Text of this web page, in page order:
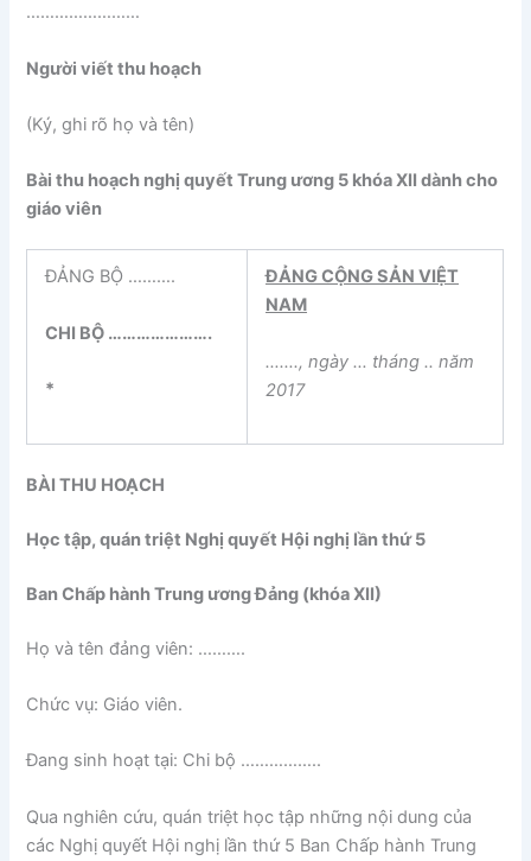
……………………
Người viết thu hoạch
(Ký, ghi rõ họ và tên)
Bài thu hoạch nghị quyết Trung ương 5 khóa XII dành cho
giáo viên
ĐẢNG BỘ ……….
CHI BỘ ………………….
*
ĐẢNG CỘNG SẢN VIỆT
NAM
……., ngày … tháng .. năm
2017
BÀI THU HOẠCH
Học tập, quán triệt Nghị quyết Hội nghị lần thứ 5
Ban Chấp hành Trung ương Đảng (khóa XII)
Họ và tên đảng viên: ……….
Chức vụ: Giáo viên.
Đang sinh hoạt tại: Chi bộ ……………..
Qua nghiên cứu, quán triệt học tập những nội dung của
các Nghị quyết Hội nghị lần thứ 5 Ban Chấp hành Trung